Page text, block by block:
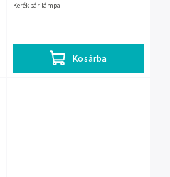
Kosárba
Kerékpár lámpa